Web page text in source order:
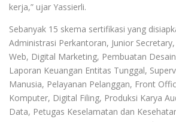
kerja,” ujar Yassierli.
Sebanyak 15 skema sertifikasi yang
Administrasi Perkantoran, Junior
Web, Digital Marketing, Pembuatan
Laporan Keuangan Entitas Tunggal,
Manusia, Pelayanan Pelanggan, Front
Komputer, Digital Filing, Produksi Karya
Data, Petugas Keselamatan dan